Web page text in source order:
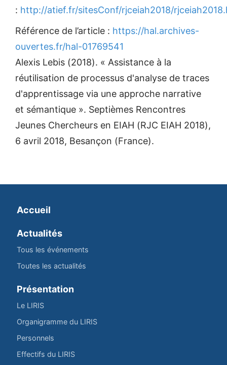
: http://atief.fr/sitesConf/rjceiah2018/
Référence de l’article : https://hal.archives-
ouvertes.fr/hal-01769541
Alexis Lebis (2018). « Assistance à la
réutilisation de processus d'analyse de traces
d'apprentissage via une approche narrative
et sémantique ». Septièmes Rencontres
Jeunes Chercheurs en EIAH (RJC EIAH 2018),
6 avril 2018, Besançon (France).
Accueil
Actualités
Tous les événements
Toutes les actualités
Présentation
Le LIRIS
Organigramme du LIRIS
Personnels
Effectifs du LIRIS